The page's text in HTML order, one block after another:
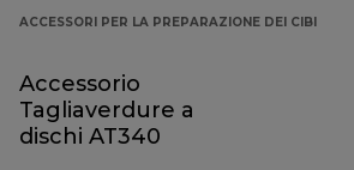
ACCESSORI PER LA PREPARAZIONE DEI CIBI
Accessorio
Tagliaverdure a
dischi AT340